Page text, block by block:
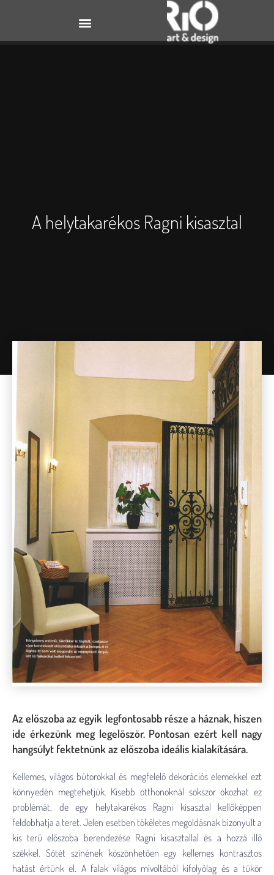
A helytakarékos Ragni kisasztal
Az előszoba az egyik legfontosabb része a háznak, hiszen
ide érkezünk meg legelőször. Pontosan ezért kell nagy
hangsúlyt fektetnünk az előszoba ideális kialakítására.
Kellemes, világos bútorokkal és megfelelő dekorációs elemekkel ezt
könnyedén megtehetjük. Kisebb otthonoknál sokszor okozhat ez
problémát, de egy helytakarékos Ragni kisasztal kellőképpen
feldobhatja a teret. Jelen esetben tökéletes megoldásnak bizonyult a
kis terű előszoba berendezése Ragni kisasztallal és a hozzá illő
székkel. Sötét színének köszönhetően egy kellemes kontrasztos
hatást értünk el. A falak világos mivoltából kifolyólag és a tükör